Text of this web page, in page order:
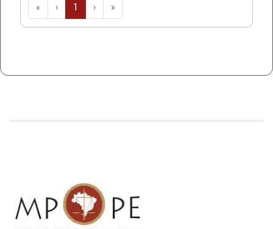
« ‹ 1 › »